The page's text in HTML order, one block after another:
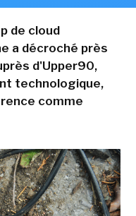
de cloud
a décroché près
d'Upper90,
technologique,
comme